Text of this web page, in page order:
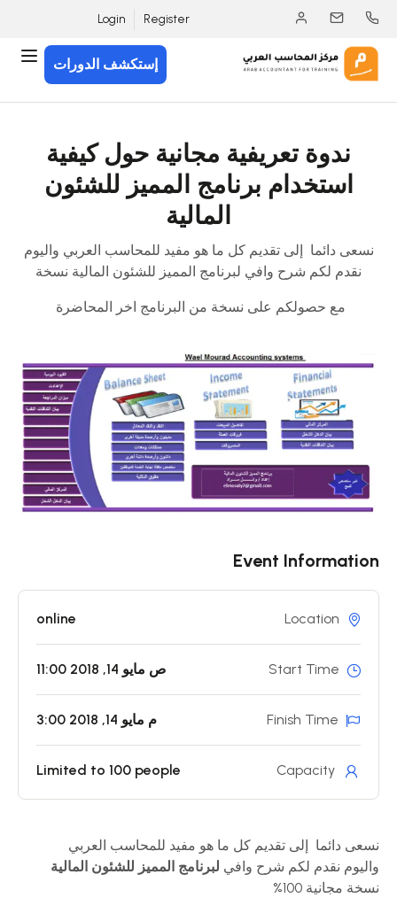
Register
Login
إستكشف الدورات
ندوة تعريفية مجانية حول كيفية
استخدام برنامج المميز للشئون
المالية
نسعى دائما إلى تقديم كل ما هو مفيد للمحاسب العربي واليوم
نقدم لكم شرح وافي لبرنامج المميز للشئون المالية نسخة
مع حصولكم على نسخة من البرنامج اخر المحاضرة
Event Information
Location
online
Start Time 11:00 ص مايو 14, 2018
Finish Time 3:00 م مايو 14, 2018
Capacity
Limited to 100 people
نسعى دائما إلى تقديم كل ما هو مفيد للمحاسب العربي
واليوم نقدم لكم شرح وافي لبرنامج المميز للشئون المالية
نسخة مجانية 100%